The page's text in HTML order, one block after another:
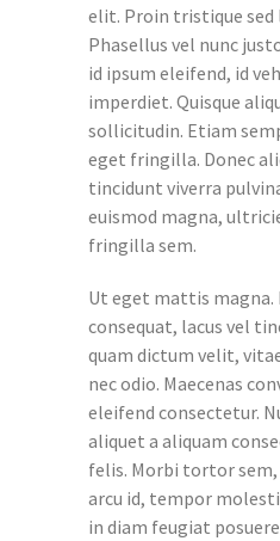
elit. Proin tristique sed
Phasellus vel nunc
id ipsum eleifend, id
imperdiet. Quisque
sollicitudin. Etiam
eget fringilla. Donec
tincidunt viverra
euismod magna,
fringilla sem.
Ut eget mattis magna.
consequat, lacus vel
quam dictum velit,
nec odio. Maecenas
eleifend consectetur.
aliquet a aliquam
felis. Morbi tortor
arcu id, tempor
in diam feugiat